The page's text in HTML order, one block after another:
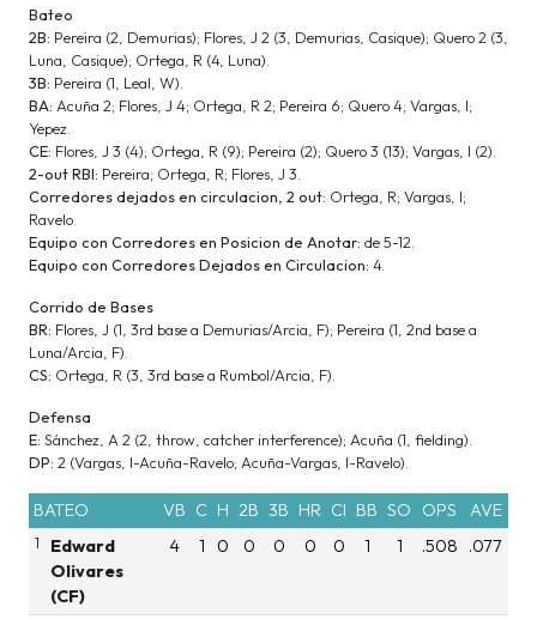
Bateo
2B: Pereira (2, Demurias); Flores, J 2 (3, Demurias, Casique); Quero 2 (3,
Luna, Casique); Ortega, R (4, Luna).
3B: Pereira (1, Leal, W).
BA: Acuña 2; Flores, J 4; Ortega, R 2; Pereira 6; Quero 4; Vargas, I;
Yepez.
CE: Flores, J 3 (4); Ortega, R (9); Pereira (2); Quero 3 (13); Vargas, I (2).
2-out RBI: Pereira; Ortega, R; Flores, J 3.
Corredores dejados en circulacion, 2 out: Ortega, R; Vargas, I;
Ravelo.
Equipo con Corredores en Posicion de Anotar: de 5-12.
Equipo con Corredores Dejados en Circulacion: 4.
Corrido de Bases
BR: Flores, J (1, 3rd base a Demurias/Arcia, F); Pereira (1, 2nd base a
Luna/Arcia, F).
CS: Ortega, R (3, 3rd base a Rumbol/Arcia, F).
Defensa
E: Sánchez, A 2 (2, throw, catcher interference); Acuña (1, fielding).
DP: 2 (Vargas, I-Acuña-Ravelo; Acuña-Vargas, I-Ravelo).
BATEO VB C H 2B 3B HR CI BB SO OPS AVE
1
Edward
Olivares
(CF)
4 1 0 0 0 0 0 1 1 .508 .077